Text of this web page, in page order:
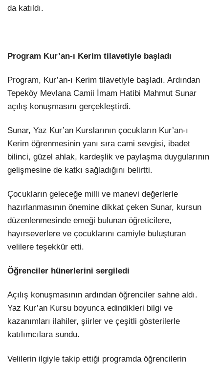
da katıldı.
Program Kur’an-ı Kerim tilavetiyle başladı
Program, Kur’an-ı Kerim tilavetiyle başladı. Ardından
Tepeköy Mevlana Camii İmam Hatibi Mahmut Sunar
açılış konuşmasını gerçekleştirdi.
Sunar, Yaz Kur’an Kurslarının çocukların Kur’an-ı
Kerim öğrenmesinin yanı sıra cami sevgisi, ibadet
bilinci, güzel ahlak, kardeşlik ve paylaşma duygularının
gelişmesine de katkı sağladığını belirtti.
Çocukların geleceğe milli ve manevi değerlerle
hazırlanmasının önemine dikkat çeken Sunar, kursun
düzenlenmesinde emeği bulunan öğreticilere,
hayırseverlere ve çocuklarını camiyle buluşturan
velilere teşekkür etti.
Öğrenciler hünerlerini sergiledi
Açılış konuşmasının ardından öğrenciler sahne aldı.
Yaz Kur’an Kursu boyunca edindikleri bilgi ve
kazanımları ilahiler, şiirler ve çeşitli gösterilerle
katılımcılara sundu.
Velilerin ilgiyle takip ettiği programda öğrencilerin